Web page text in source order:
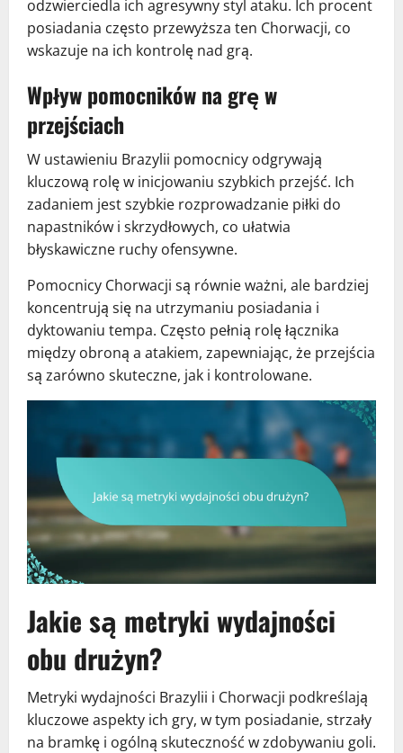
odzwierciedla ich agresywny styl ataku. Ich procent
posiadania często przewyższa ten Chorwacji, co
wskazuje na ich kontrolę nad grą.
Wpływ pomocników na grę w
przejściach
W ustawieniu Brazylii pomocnicy odgrywają
kluczową rolę w inicjowaniu szybkich przejść. Ich
zadaniem jest szybkie rozprowadzanie piłki do
napastników i skrzydłowych, co ułatwia
błyskawiczne ruchy ofensywne.
Pomocnicy Chorwacji są równie ważni, ale bardziej
koncentrują się na utrzymaniu posiadania i
dyktowaniu tempa. Często pełnią rolę łącznika
między obroną a atakiem, zapewniając, że przejścia
są zarówno skuteczne, jak i kontrolowane.
Jakie są metryki wydajności
obu drużyn?
Metryki wydajności Brazylii i Chorwacji podkreślają
kluczowe aspekty ich gry, w tym posiadanie, strzały
na bramkę i ogólną skuteczność w zdobywaniu goli.